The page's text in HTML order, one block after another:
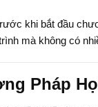
khi bắt đầu
mà không có
Pháp